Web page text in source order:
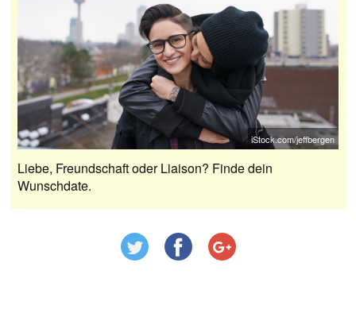
iStock.com/jeffbergen
Liebe, Freundschaft oder Liaison? Finde dein
Wunschdate.